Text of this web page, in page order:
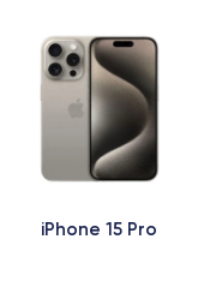
iPhone 15 Pro